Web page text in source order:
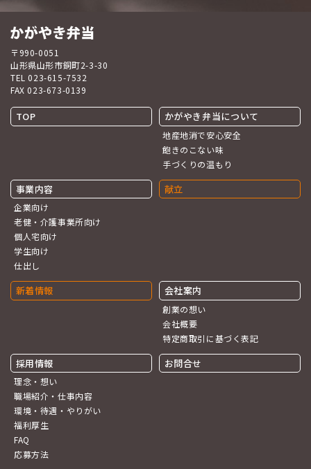
〒990-0051
山形県山形市銅町2-3-30
TEL 023-615-7532
FAX 023-673-0139
TOP かがやき弁当について
地産地消で安心安全
飽きのこない味
手づくりの温もり
事業内容
企業向け
老健・介護事業所向け
個人宅向け
学生向け
仕出し
献立
新着情報 会社案内
創業の想い
会社概要
特定商取引に基づく表記
採用情報
理念・想い
職場紹介・仕事内容
環境・待遇・やりがい
福利厚生
FAQ
応募方法
お問合せ